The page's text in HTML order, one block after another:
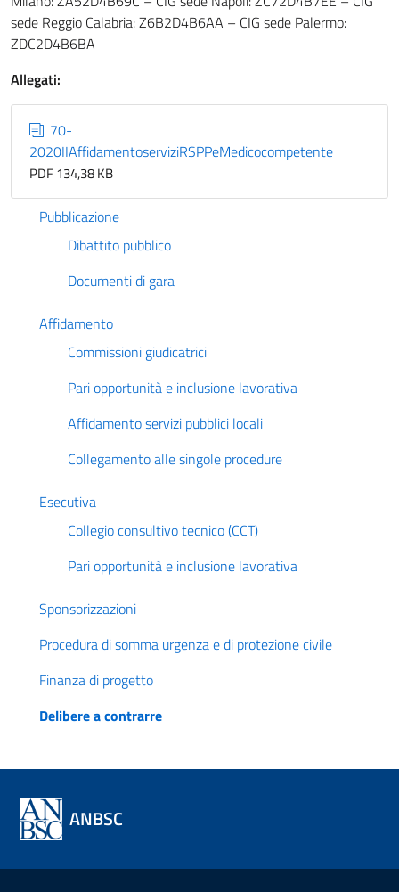
sede Reggio Calabria: Z6B2D4B6AA – CIG sede Palermo:
ZDC2D4B6BA
Allegati:
70-
2020IIAffidamentoserviziRSPPeMedicocompetente
PDF 134,38 KB
Pubblicazione
Dibattito pubblico
Documenti di gara
Affidamento
Commissioni giudicatrici
Pari opportunità e inclusione lavorativa
Affidamento servizi pubblici locali
Collegamento alle singole procedure
Esecutiva
Collegio consultivo tecnico (CCT)
Pari opportunità e inclusione lavorativa
Sponsorizzazioni
Procedura di somma urgenza e di protezione civile
Finanza di progetto
Delibere a contrarre
ANBSC